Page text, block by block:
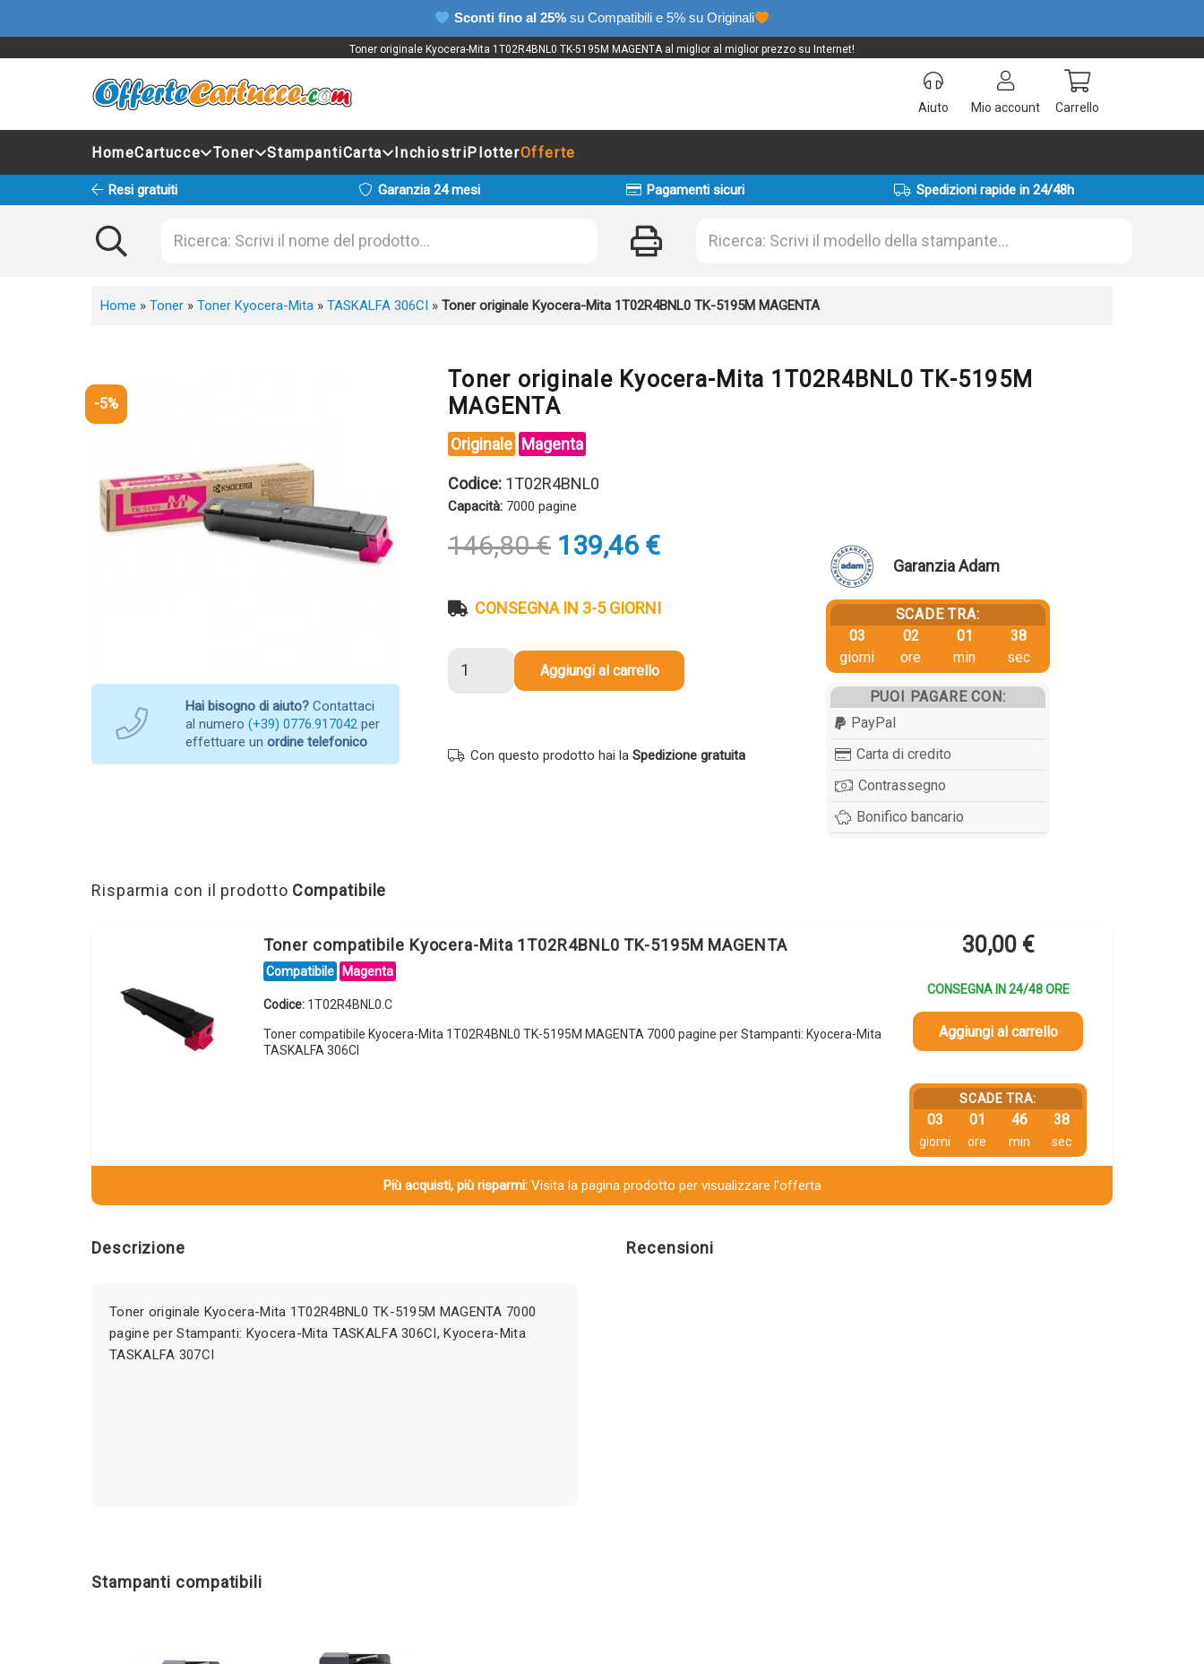
Sconti fino al 25% su Compatibili e 5% su Originali
Toner originale Kyocera-Mita 1T02R4BNL0 TK-5195M MAGENTA al miglior al miglior prezzo su Internet!
Aiuto Mio account Carrello
HomeCartucce Toner StampantiCarta InchiostriPlotterOfferte
Resi gratuiti Garanzia 24 mesi Pagamenti sicuri Spedizioni rapide in 24/48h
Home » Toner » Toner Kyocera-Mita » TASKALFA 306CI » Toner originale Kyocera-Mita 1T02R4BNL0 TK-5195M MAGENTA
-5%
Hai bisogno di aiuto? Contattaci
al numero (+39) 0776.917042 per
effettuare un ordine telefonico
Toner originale Kyocera-Mita 1T02R4BNL0 TK-5195M
MAGENTA
Originale Magenta
Codice: 1T02R4BNL0
Capacità: 7000 pagine
146,80€ Il
prezzo
era:
139,46 €Il
è:
CONSEGNA IN 3-5 GIORNI
originale
TK-
Aggiungi al carrello
Con questo prodotto hai la Spedizione gratuita
Garanzia Adam
SCADE TRA:
03
giorni
02
ore
01
min
37
sec
PUOI PAGARE CON:
PayPal
Carta di credito
Contrassegno
Bonifico bancario
Risparmia con il prodotto Compatibile
Toner compatibile Kyocera-Mita 1T02R4BNL0 TK-5195M MAGENTA
Compatibile Magenta
Codice: 1T02R4BNL0.C
Toner compatibile Kyocera-Mita 1T02R4BNL0 TK-5195M MAGENTA 7000 pagine per Stampanti: Kyocera-Mita
TASKALFA 306CI
30,00 €
CONSEGNA IN 24/48 ORE
Aggiungi al carrello
SCADE TRA:
03
giorni
01
ore
46
min
37
sec
Più acquisti, più risparmi:Visita la pagina prodotto per visualizzare l'offerta
Descrizione
Toner originale Kyocera-Mita 1T02R4BNL0 TK-5195M MAGENTA 7000
pagine per Stampanti: Kyocera-Mita TASKALFA 306CI, Kyocera-Mita
TASKALFA 307CI
Recensioni
Stampanti compatibili